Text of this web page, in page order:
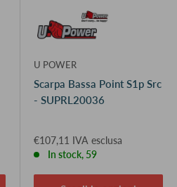
U POWER
Scarpa Bassa Point S1p Src
- SUPRL20036
€107,11 IVA esclusa
In stock, 59